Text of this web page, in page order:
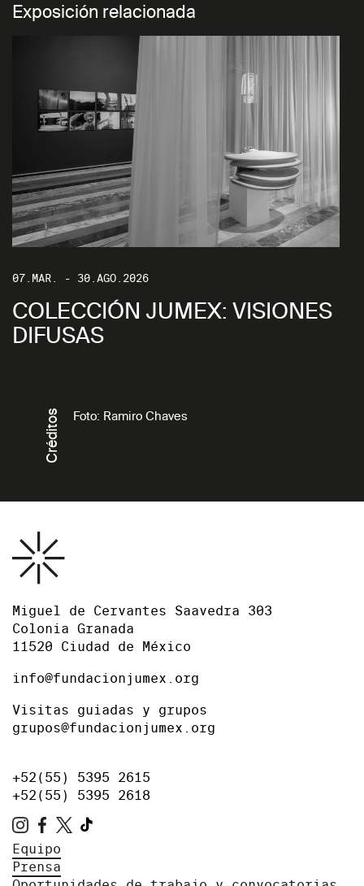
Exposición relacionada
07.MAR. - 30.AGO.2026
COLECCIÓN JUMEX: VISIONES
DIFUSAS
Créditos Foto: Ramiro Chaves
Miguel de Cervantes Saavedra 303
Colonia Granada
11520 Ciudad de México
info@fundacionjumex.org
Visitas guiadas y grupos
grupos@fundacionjumex.org
+52(55) 5395 2615
+52(55) 5395 2618
Equipo
Prensa